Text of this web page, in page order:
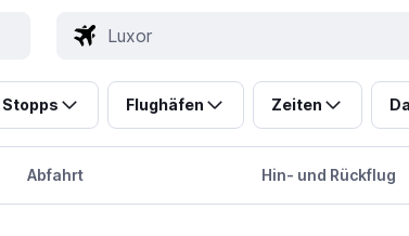
Stopps Flughäfen Zeiten
Abfahrt Hin- und Rückflug